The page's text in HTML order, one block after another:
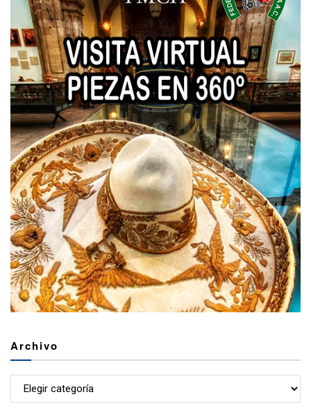
Archivo
Archivo